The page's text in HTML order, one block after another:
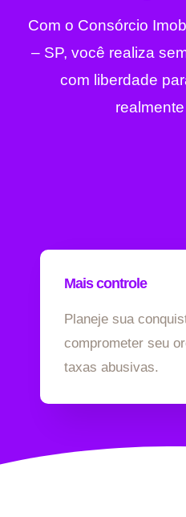
Com o Consórcio
– SP, você realiza
com liberdade
Mais controle
Planeje sua
comprometer seu
taxas abusivas.